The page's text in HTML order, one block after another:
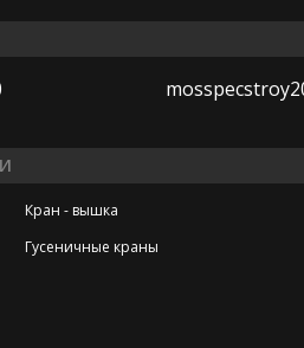
Кран - вышка
Гусеничные краны